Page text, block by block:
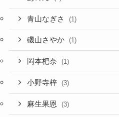
青山なぎさ (1)
磯山さやか (1)
岡本杷奈 (1)
小野寺梓 (3)
麻生果恩 (3)